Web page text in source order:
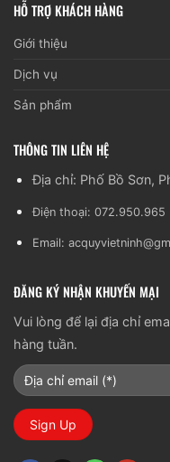
HỖ TRỢ KHÁCH HÀNG
Giới thiệu
Dịch vụ
Sản phẩm
THÔNG TIN LIÊN HỆ
Địa chỉ: Phố Bồ Sơn,
Điện thoại: 072.950.965
Email:
ĐĂNG KÝ NHẬN KHUYẾN MẠI
Vui lòng để lại địa chỉ
hàng tuần.